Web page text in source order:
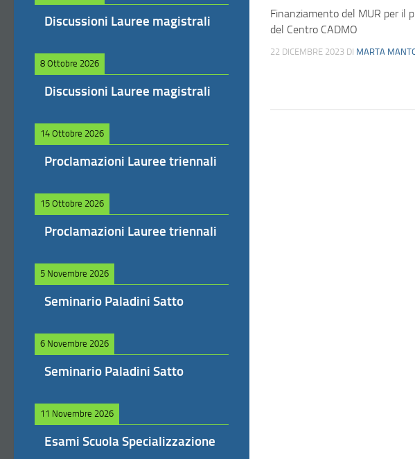
Finanziamento del MUR per il
del Centro CADMO
22 DICEMBRE 2023 DI MARTA
Discussioni Lauree magistrali
8 Ottobre 2026
Discussioni Lauree magistrali
14 Ottobre 2026
Proclamazioni Lauree triennali
15 Ottobre 2026
Proclamazioni Lauree triennali
5 Novembre 2026
Seminario Paladini Satto
6 Novembre 2026
Seminario Paladini Satto
11 Novembre 2026
Esami Scuola Specializzazione